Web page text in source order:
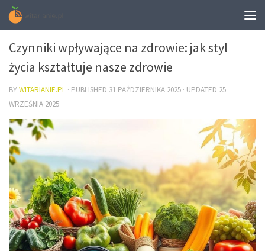
ZDROWIE
Czynniki wpływające na zdrowie: jak styl
życia kształtuje nasze zdrowie
BYWITARIANIE.PL · PUBLISHED 31 PAŹDZIERNIKA 2025 · UPDATED 25
WRZEŚNIA 2025